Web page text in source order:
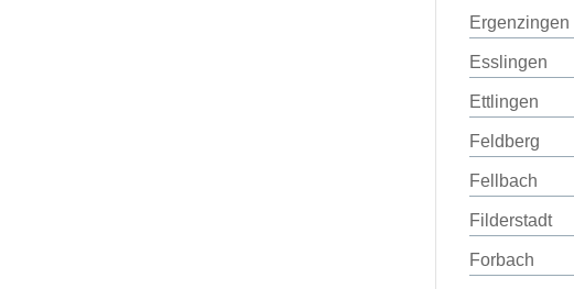
Ergenzingen
Esslingen
Ettlingen
Feldberg
Fellbach
Filderstadt
Forbach